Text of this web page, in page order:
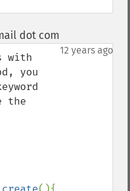
dot com
12 years ago
with
you
the